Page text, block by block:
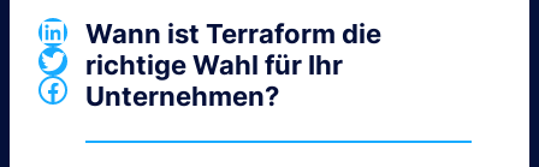
LinkedIn
Twitter
Facebook
Wann ist Terraform die
richtige Wahl für Ihr
Unternehmen?